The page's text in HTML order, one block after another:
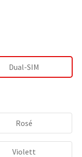
Dual-SIM
Rosé
Violett